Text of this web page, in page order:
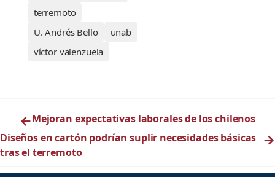
terremoto
U. Andrés Bello
unab
víctor valenzuela
←Mejoran expectativas laborales de los chilenos
Diseños en cartón podrían suplir necesidades básicas
tras el terremoto
→